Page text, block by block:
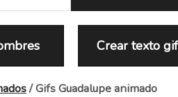
Crear texto gif
/ Gifs Guadalupe animado